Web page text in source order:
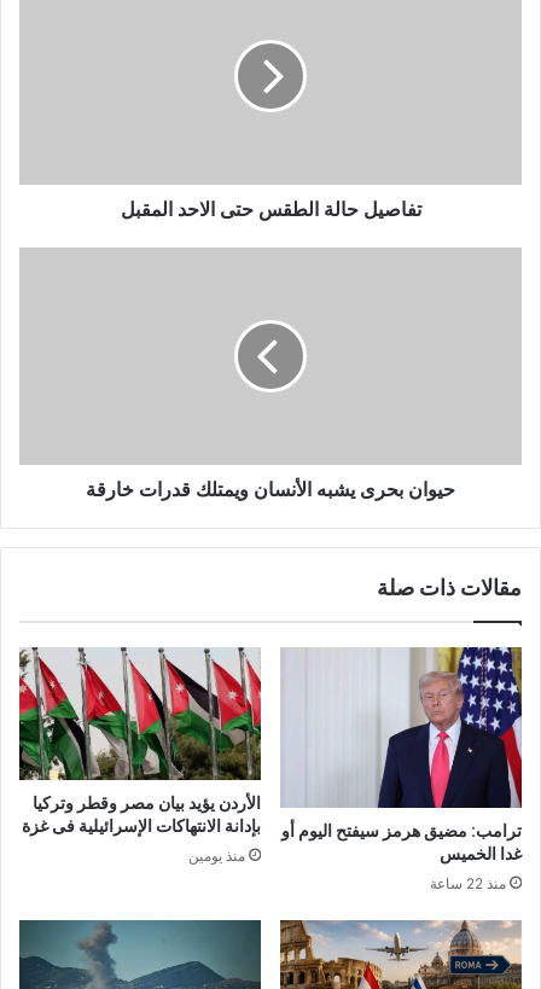
تفاصيل حالة الطقس حتى الاحد المقبل
حيوان بحرى يشبه الأنسان ويمتلك قدرات خارقة
مقالات ذات صلة
ترامب: مضيق هرمز سيفتح اليوم أو
غدا الخميس
منذ 22 ساعة
الأردن يؤيد بيان مصر وقطر وتركيا
بإدانة الانتهاكات الإسرائيلية فى غزة
منذ يومين